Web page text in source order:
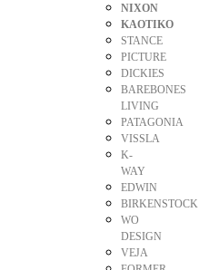
NIXON
KAOTIKO
STANCE
PICTURE
DICKIES
BAREBONES
LIVING
PATAGONIA
VISSLA
K-
WAY
EDWIN
BIRKENSTOCK
WO
DESIGN
VEJA